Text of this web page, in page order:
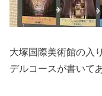
大塚国際美術館の入
デルコースが書いて